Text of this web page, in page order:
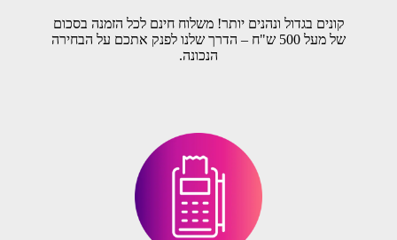
קונים בגדול ונהנים יותר! משלוח חינם לכל הזמנה בסכום
של מעל 500 ש"ח – הדרך שלנו לפנק אתכם על הבחירה
הנכונה.